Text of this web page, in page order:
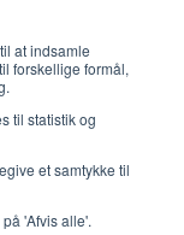
at indsamle
forskellige formål,
til statistik og
et samtykke til
'Afvis alle'.